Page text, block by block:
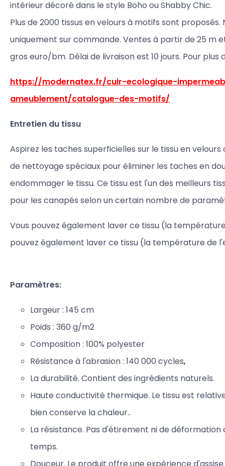
intérieur décoré dans le style Boho ou Shabby Chic.
Plus de 2000 tissus en velours à motifs sont proposés.
uniquement sur commande. Ventes à partir de 25 m
gros euro/bm. Délai de livraison est 10 jours. Pour
https://modernatex.fr/cuir-ecologique-
ameublement/catalogue-des-motifs/
Entretien du tissu
Aspirez les taches superficielles sur le tissu en velours
de nettoyage spéciaux pour éliminer les taches en
endommager le tissu. Ce tissu est l'un des meilleurs
pour les canapés selon un certain nombre de
Vous pouvez également laver ce tissu (la
pouvez également laver ce tissu (la température de
Paramètres:
Largeur : 145 cm
Poids : 360 g/m2
Composition : 100% polyester
Résistance à l'abrasion : 140 000 cycles,
La durabilité. Contient des ingrédients naturels.
Haute conductivité thermique. Le tissu est
bienconserve la chaleur..
La résistance. Pas d'étirement ni de déformation
temps.